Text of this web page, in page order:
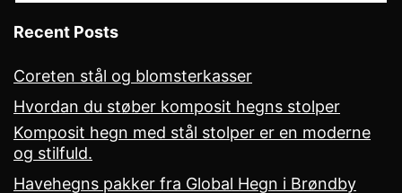
Recent Posts
Coreten stål og blomsterkasser
Hvordan du støber komposit hegns stolper
Komposit hegn med stål stolper er en moderne
og stilfuld.
Havehegns pakker fra Global Hegn i Brøndby